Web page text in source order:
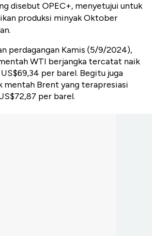
disebut OPEC+, menyetujui untuk
produksi minyak Oktober
perdagangan Kamis (5/9/2024),
WTI berjangka tercatat naik
per barel. Begitu juga
mentah Brent yang terapresiasi
per barel.